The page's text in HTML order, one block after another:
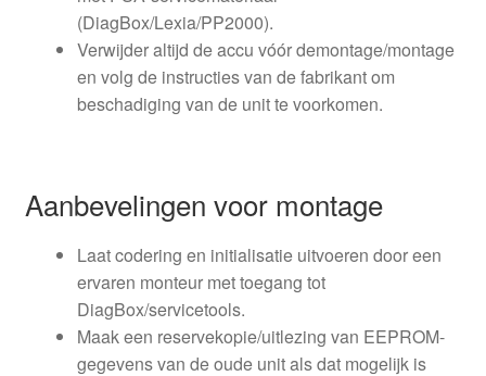
(DiagBox/Lexia/PP2000).
Verwijder altijd de accu vóór demontage/montage
en volg de instructies van de fabrikant om
beschadiging van de unit te voorkomen.
Aanbevelingen voor montage
Laat codering en initialisatie uitvoeren door een
ervaren monteur met toegang tot
DiagBox/servicetools.
Maak een reservekopie/uitlezing van EEPROM-
gegevens van de oude unit als dat mogelijk is